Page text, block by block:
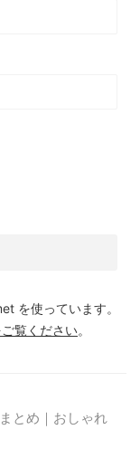
を使っています。
覧ください。
とめ｜おしゃれ